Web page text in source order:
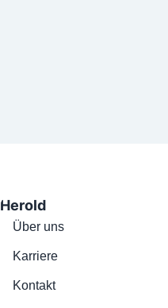
Herold
Über uns
Karriere
Kontakt